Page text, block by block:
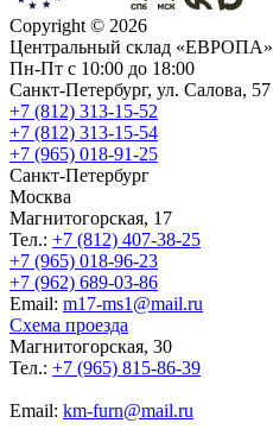
Copyright © 2026
Центральный склад «ЕВРОПА»
Пн-Пт с 10:00 до 18:00
Санкт-Петербург, ул. Салова, 57
+7 (812) 313-15-52
+7 (812) 313-15-54
+7 (965) 018-91-25
Санкт-Петербург
Москва
Магнитогорская, 17
Тел.: +7 (812) 407-38-25
+7 (965) 018-96-23
+7 (962) 689-03-86
Еmail: m17-ms1@mail.ru
Схема проезда
Магнитогорская, 30
Тел.: +7 (965) 815-86-39
Еmail: km-furn@mail.ru